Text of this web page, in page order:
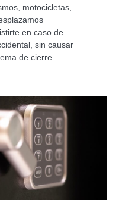
motocicletas,
en caso de
sin causar
de cierre.